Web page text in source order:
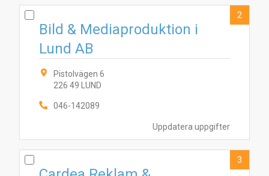
Uppdatera uppgifter
Bild & Mediaproduktion i
Lund AB
Pistolvägen 6
226 49 LUND
046-142089
2
3